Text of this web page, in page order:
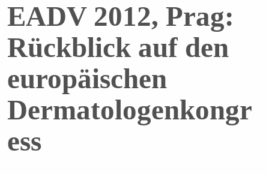
EADV 2012, Prag:
Rückblick auf den
europäischen
Dermatologenkongr
ess